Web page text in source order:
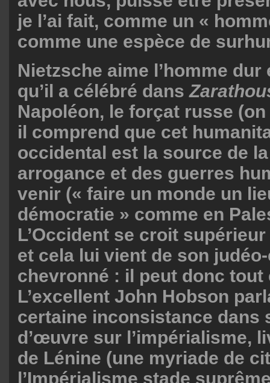
je l’ai fait, comme un «
comme une espèce de
Nietzsche aime l’homme
qu’il a célébré dans
Napoléon, le forçat russe
il comprend que cet
occidental est la source de
arrogance et des guerres
venir (« faire un monde un
démocratie » comme en
L’Occident se croit
et cela lui vient de son
chevronné : il peut donc tout
L’excellent John Hobson
certaine inconsistance dans
d’œuvre sur l’impérialisme,
de Lénine (une myriade de
l’Impérialisme stade